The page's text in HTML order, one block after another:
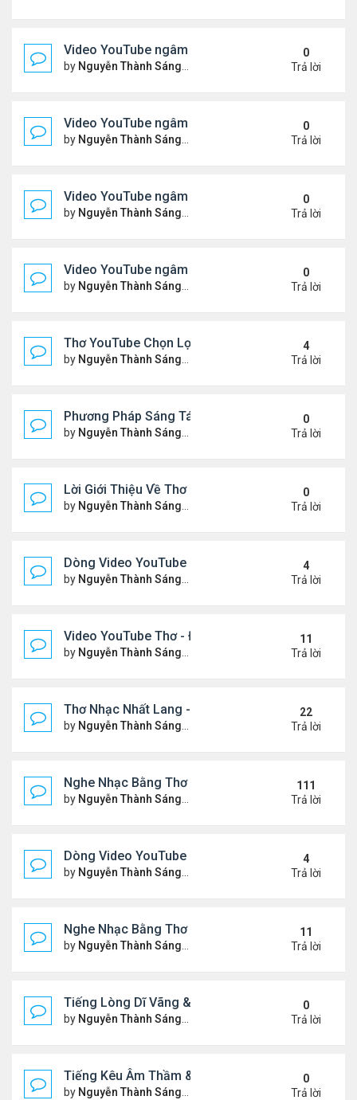
Video YouTube ngâm bài Thơ Nhạc: Ngậm Ngùi
by Nguyễn Thành Sáng Thứ 7 Tháng 3 14, 2026 7:14
0
Trả lời
Video YouTube ngâm bài Thơ Nhạc: Tiếng Tơ
by Nguyễn Thành Sáng Thứ 3 Tháng 3 10, 2026 7:27
0
Trả lời
Video YouTube ngâm bài Thơ Nhạc: Xin Hãy Cho
by Nguyễn Thành Sáng Thứ 7 Tháng 3 07, 2026 6:39
0
Trả lời
Video YouTube ngâm bài Thơ Nhạc: Chiếc Bóng
by Nguyễn Thành Sáng Thứ 4 Tháng 3 04, 2026 6:38
0
Trả lời
Thơ YouTube Chọn Lọc - Nhất Lang (1)
by Nguyễn Thành Sáng Thứ 3 Tháng 2 17, 2026 7:33
4
Trả lời
Phương Pháp Sáng Tác Thơ Nhạc Lục Bát Của
by Nguyễn Thành Sáng Thứ 7 Tháng 2 07, 2026 7:00
0
Trả lời
Lời Giới Thiệu Về Thơ Nhạc Nhất Lang
by Nguyễn Thành Sáng Thứ 6 Tháng 2 06, 2026 6:08
0
Trả lời
Dòng Video YouTube ngâm thơ phiên bản mới,
by Nguyễn Thành Sáng Thứ 7 Tháng 1 24, 2026 8:26
4
Trả lời
Video YouTube Thơ - Đọc Thơ & Ngâm Nga Thơ
by Nguyễn Thành Sáng Thứ 2 Tháng 11 17, 2025
11
Trả lời
Thơ Nhạc Nhất Lang - Cảm Xúc - Đọc & Ngâm
by Nguyễn Thành Sáng Thứ 7 Tháng 10 04, 2025 2:39
22
Trả lời
Nghe Nhạc Bằng Thơ - Ngâm Nga Thơ & Đọc Thơ
by Nguyễn Thành Sáng Thứ 7 Tháng 2 15, 2025 9:08
111
Trả lời
Dòng Video YouTube "Bài Thơ" - Nghe Nhạc Bằng
by Nguyễn Thành Sáng Thứ 2 Tháng 3 17, 2025 2:37
4
Trả lời
Nghe Nhạc Bằng Thơ - Video Đọc Thơ - Thơ Hay
by Nguyễn Thành Sáng Chủ nhật Tháng 2 23, 2025
11
Trả lời
Tiếng Lòng Dĩ Vãng & Video YouTube Ngâm Nga
by Nguyễn Thành Sáng Thứ 6 Tháng 2 14, 2025 10:11
0
Trả lời
Tiếng Kêu Âm Thầm & Video YouTube Ngâm Nga
by Nguyễn Thành Sáng Thứ 4 Tháng 2 12, 2025 7:59
0
Trả lời